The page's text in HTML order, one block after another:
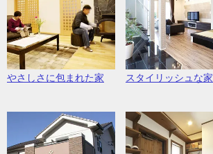
やさしさに包まれた家 スタイリッシュな家